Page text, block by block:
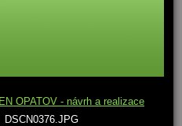
OPATOV - návrh a realizace
DSCN0376.JPG